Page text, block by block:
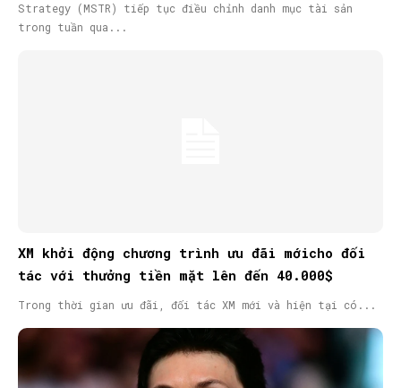
Strategy (MSTR) tiếp tục điều chỉnh danh mục tài sản
trong tuần qua...
XM khởi động chương trình ưu đãi mớicho đối
tác với thưởng tiền mặt lên đến 40.000$
Trong thời gian ưu đãi, đối tác XM mới và hiện tại có...